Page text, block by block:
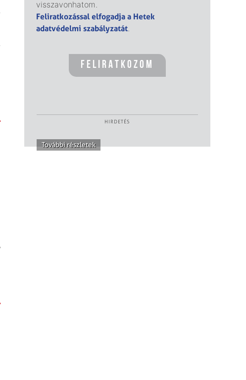
visszavonhatom.
Feliratkozással elfogadja a Hetek
adatvédelmi szabályzatát.
HIRDETÉS
További részletek